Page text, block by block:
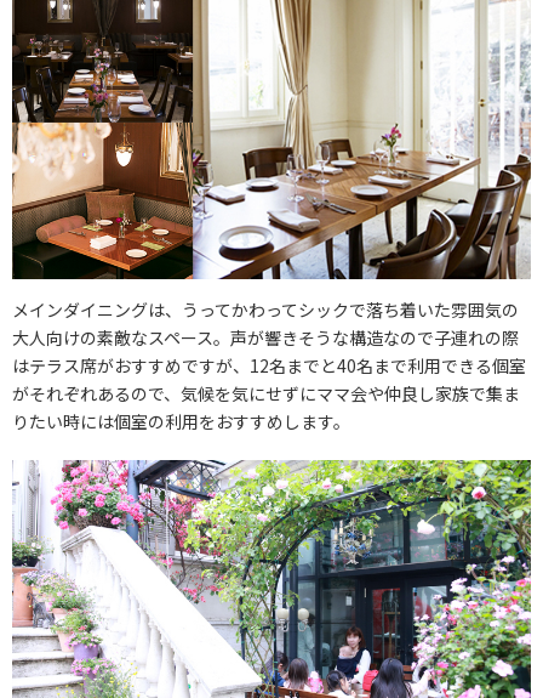
メインダイニングは、うってかわってシックで落ち着いた雰囲気の
大人向けの素敵なスペース。声が響きそうな構造なので子連れの際
はテラス席がおすすめですが、12名までと40名まで利用できる個室
がそれぞれあるので、気候を気にせずにママ会や仲良し家族で集ま
りたい時には個室の利用をおすすめします。